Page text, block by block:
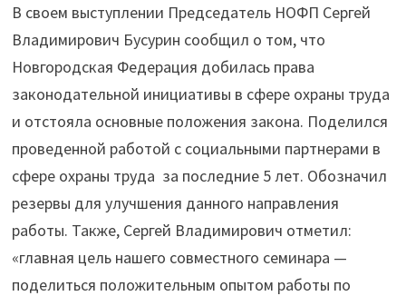
В своем выступлении Председатель НОФП Сергей
Владимирович Бусурин сообщил о том, что
Новгородская Федерация добилась права
законодательной инициативы в сфере охраны труда
и отстояла основные положения закона. Поделился
проведенной работой с социальными партнерами в
сфере охраны труда за последние 5 лет. Обозначил
резервы для улучшения данного направления
работы. Также, Сергей Владимирович отметил:
«главная цель нашего совместного семинара —
поделиться положительным опытом работы по